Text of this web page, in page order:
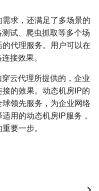
求，还满足了多场景的
试、爬虫抓取等多个场
代理服务。用户可以在
接效果。
云代理所提供的，企业
的效果。动态机房IP的
领先服务，为企业网络
用的动态机房IP服务，
要一步。